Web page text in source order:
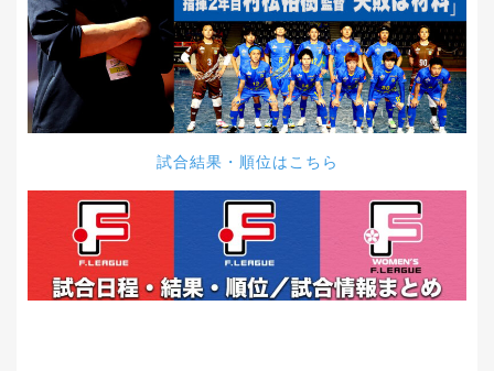
試合結果・順位はこちら